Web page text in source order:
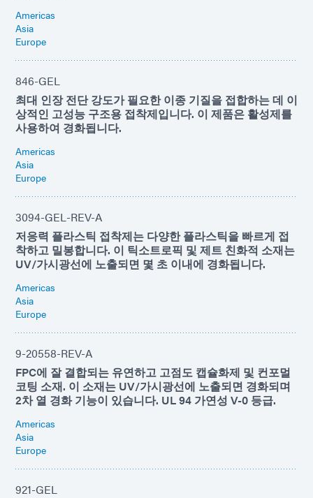
Americas
Asia
Europe
846-GEL
최대 인장 전단 강도가 필요한 이종 기질을 접합하는 데 이
상적인 고성능 구조용 접착제입니다. 이 제품은 활성제를
사용하여 경화됩니다.
Americas
Asia
Europe
3094-GEL-REV-A
저응력 플라스틱 접착제는 다양한 플라스틱을 빠르게 접
착하고 밀봉합니다. 이 틱소트로픽 및 제트 친화적 소재는
UV/가시광선에 노출되면 몇 초 이내에 경화됩니다.
Americas
Asia
Europe
9-20558-REV-A
FPC에 잘 결합되는 유연하고 고점도 캡슐화제 및 컨포멀
코팅 소재. 이 소재는 UV/가시광선에 노출되면 경화되며
2차 열 경화 기능이 있습니다. UL 94 가연성 V-0 등급.
Americas
Asia
Europe
921-GEL